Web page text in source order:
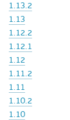
1.13.2
1.13
1.12.2
1.12.1
1.12
1.11.2
1.11
1.10.2
1.10